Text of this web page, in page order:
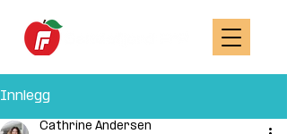
Innlegg
Cathrine Andersen